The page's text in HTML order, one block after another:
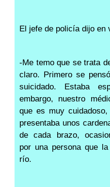
El jefe de policía dijo en
-Me temo que se trata
claro. Primero se
suicidado. Estaba
embargo, nuestro
que es muy
presentaba unos
de cada brazo,
por una persona que
río.